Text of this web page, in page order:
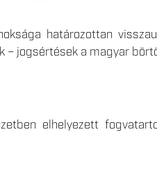
határozottan
– jogsértések a magyar
elhelyezett